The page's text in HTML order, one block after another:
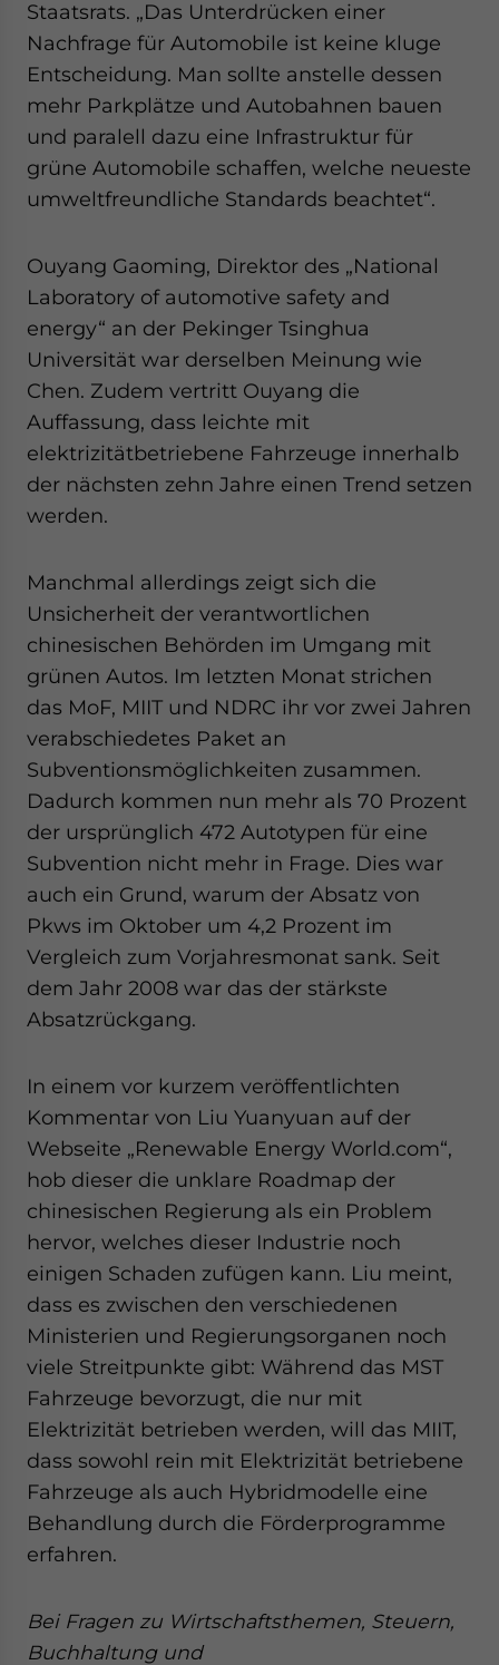
Staatsrats. „Das Unterdrücken einer
Nachfrage für Automobile ist keine kluge
Entscheidung. Man sollte anstelle dessen
mehr Parkplätze und Autobahnen bauen
und paralell dazu eine Infrastruktur für
grüne Automobile schaffen, welche neueste
umweltfreundliche Standards beachtet“.
Ouyang Gaoming, Direktor des „National
Laboratory of automotive safety and
energy“ an der Pekinger Tsinghua
Universität war derselben Meinung wie
Chen. Zudem vertritt Ouyang die
Auffassung, dass leichte mit
elektrizitätbetriebene Fahrzeuge innerhalb
der nächsten zehn Jahre einen Trend setzen
werden.
Manchmal allerdings zeigt sich die
Unsicherheit der verantwortlichen
chinesischen Behörden im Umgang mit
grünen Autos. Im letzten Monat strichen
das MoF, MIIT und NDRC ihr vor zwei Jahren
verabschiedetes Paket an
Subventionsmöglichkeiten zusammen.
Dadurch kommen nun mehr als 70 Prozent
der ursprünglich 472 Autotypen für eine
Subvention nicht mehr in Frage. Dies war
auch ein Grund, warum der Absatz von
Pkws im Oktober um 4,2 Prozent im
Vergleich zum Vorjahresmonat sank. Seit
dem Jahr 2008 war das der stärkste
Absatzrückgang.
In einem vor kurzem veröffentlichten
Kommentar von Liu Yuanyuan auf der
Webseite „Renewable Energy World.com“,
hob dieser die unklare Roadmap der
chinesischen Regierung als ein Problem
hervor, welches dieser Industrie noch
einigen Schaden zufügen kann. Liu meint,
dass es zwischen den verschiedenen
Ministerien und Regierungsorganen noch
viele Streitpunkte gibt: Während das MST
Fahrzeuge bevorzugt, die nur mit
Elektrizität betrieben werden, will das MIIT,
dass sowohl rein mit Elektrizität betriebene
Fahrzeuge als auch Hybridmodelle eine
Behandlung durch die Förderprogramme
erfahren.
Bei Fragen zu Wirtschaftsthemen, Steuern,
Buchhaltung und